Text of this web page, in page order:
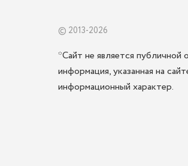
© 2013-2026
*Сайт не является публичной
информация, указанная на
информационный характер.